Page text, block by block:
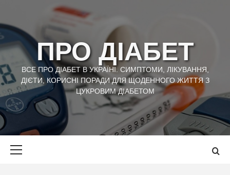
content
ПРО ДІАБЕТ
ВСЕ ПРО ДІАБЕТ В УКРАЇНІ. СИМПТОМИ, ЛІКУВАННЯ,
ДІЄТИ, КОРИСНІ ПОРАДИ ДЛЯ ЩОДЕННОГО ЖИТТЯ З
ЦУКРОВИМ ДІАБЕТОМ